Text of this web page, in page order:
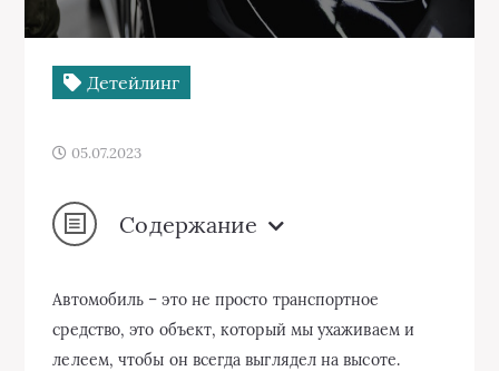
Детейлинг
05.07.2023
Содержание
Автомобиль – это не просто транспортное
средство, это объект, который мы ухаживаем и
лелеем, чтобы он всегда выглядел на высоте.